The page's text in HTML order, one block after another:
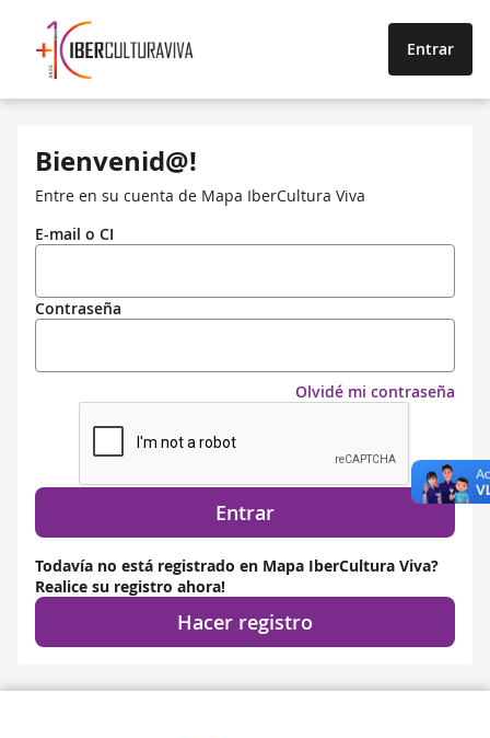
Entrar
Bienvenid@!
Entre en su cuenta de Mapa IberCultura Viva
E-mail o CI
Contraseña
Olvidé mi contraseña
Entrar
Todavía no está registrado en Mapa IberCultura Viva?
Realice su registro ahora!
Hacer registro